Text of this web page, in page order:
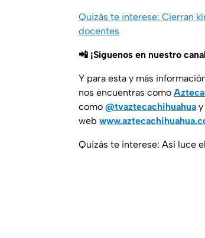
Quizás te interese: Cierran
docentes
📲 ¡Síguenos en nuestro
Y para esta y más
nos encuentras como
como @tvaztecachihuahua y
web
Quizás te interese: Así luce